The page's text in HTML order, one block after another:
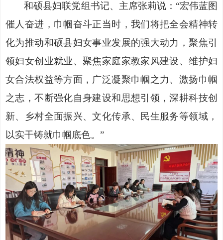
和硕县妇联党组书记、主席张莉说： “宏伟蓝图
催人奋进，巾帼奋斗正当时，我们将把全会精神转
化为推动和硕县妇女事业发展的强大动力，聚焦引
领妇女创业就业、聚焦家庭家教家风建设、维护妇
女合法权益等方面，广泛凝聚巾帼之力、激扬巾帼
之志，不断强化自身建设和思想引领，深耕科技创
新、乡村全面振兴、文化传承、民生服务等领域，
以实干铸就巾帼底色。”